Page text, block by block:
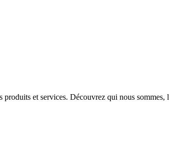
et services. Découvrez qui nous